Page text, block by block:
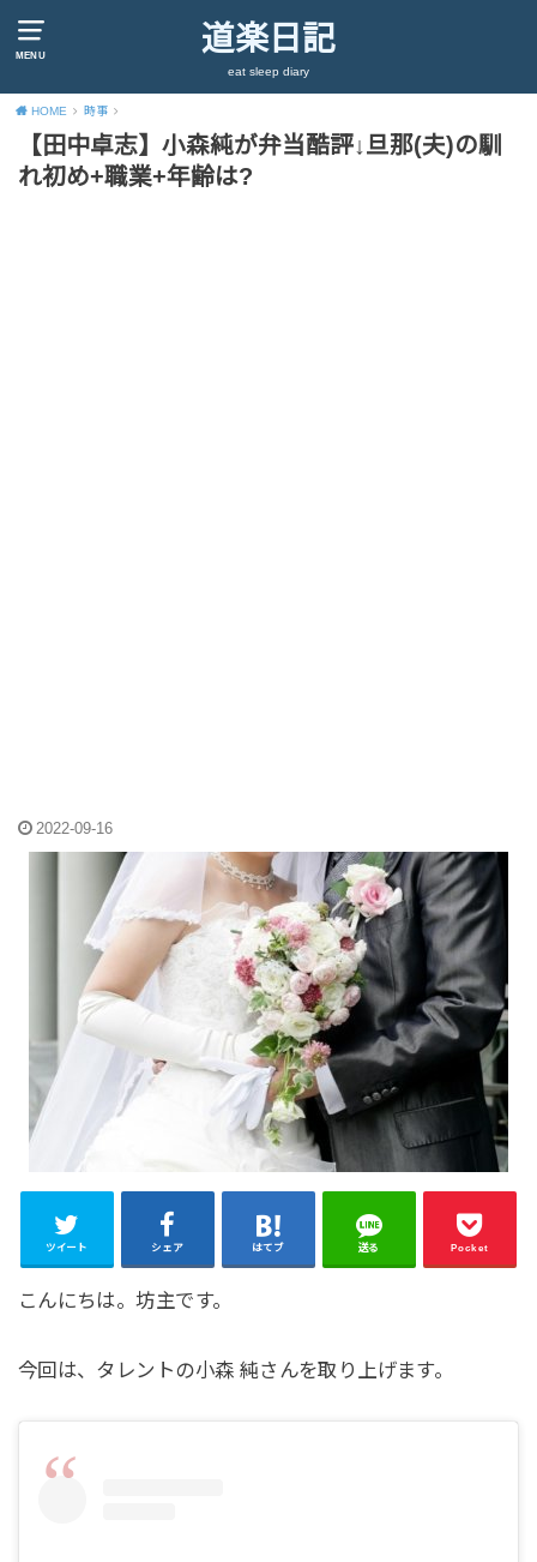
MENU 道楽日記
eat sleep diary
HOME 時事
【田中卓志】小森純が弁当酷評↓旦那(夫)の馴
れ初め+職業+年齢は?
2022-09-16
ツイート シェア はてブ 送る Pocket
こんにちは。坊主です。
今回は、タレントの小森 純さんを取り上げます。